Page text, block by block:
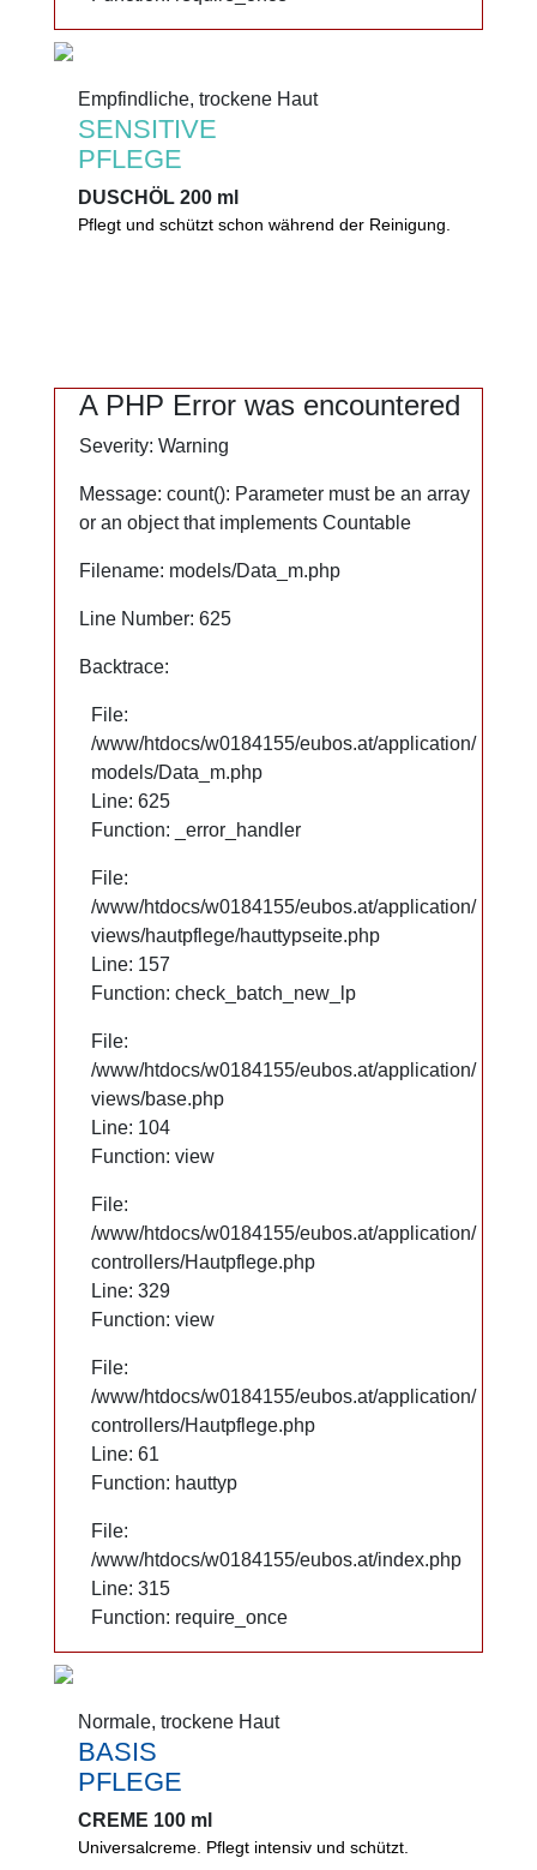
Empfindliche, trockene Haut
SENSITIVE
PFLEGE
DUSCHÖL 200 ml
Pflegt und schützt schon während der Reinigung.
Mikroplastik
Lanolin
Alkaliseifen
Empfindliche, trockene Haut
SENSITIVE
PFLEGE
DUSCHÖL 200 ml
Pflegt und schützt schon während der Reinigung.
A PHP Error was encountered
Severity: Warning
Message: count(): Parameter must be an array
or an object that implements Countable
Filename: models/Data_m.php
Line Number: 625
Backtrace:
File:
/www/htdocs/w0184155/eubos.at/application/
models/Data_m.php
Line: 625
Function: _error_handler
File:
/www/htdocs/w0184155/eubos.at/application/
views/hautpflege/hauttypseite.php
Line: 66
Function: check_batch_new_lp
File:
/www/htdocs/w0184155/eubos.at/application/
views/base.php
Line: 104
Function: view
File:
/www/htdocs/w0184155/eubos.at/application/
controllers/Hautpflege.php
Line: 329
Function: view
File:
/www/htdocs/w0184155/eubos.at/application/
controllers/Hautpflege.php
Line: 61
Function: hauttyp
File:
/www/htdocs/w0184155/eubos.at/index.php
Line: 315
Function: require_once
Normale, trockene Haut
BASIS
PFLEGE
CREME 100 ml
Universalcreme. Pflegt und macht die Haut
A PHP Error was encountered
Severity: Warning
Message: count(): Parameter must be an array
or an object that implements Countable
Filename: models/Data_m.php
Line Number: 625
Backtrace:
File:
/www/htdocs/w0184155/eubos.at/application/
models/Data_m.php
Line: 625
Function: _error_handler
File:
/www/htdocs/w0184155/eubos.at/application/
views/hautpflege/hauttypseite.php
Line: 157
Function: check_batch_new_lp
File:
/www/htdocs/w0184155/eubos.at/application/
views/base.php
Line: 104
Function: view
File:
/www/htdocs/w0184155/eubos.at/application/
controllers/Hautpflege.php
Line: 329
Function: view
File:
/www/htdocs/w0184155/eubos.at/application/
controllers/Hautpflege.php
Line: 61
Function: hauttyp
File:
/www/htdocs/w0184155/eubos.at/index.php
Line: 315
Function: require_once
Normale, trockene Haut
BASIS
PFLEGE
CREME 100 ml
Universalcreme. Pflegt intensiv und schützt.